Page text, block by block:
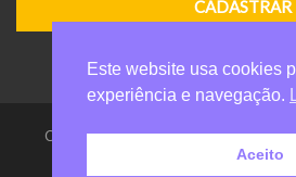
Casa da Criança de Valinhos Anelio
reservados
Este website usa cookies
experiência e navegação.
Aceito